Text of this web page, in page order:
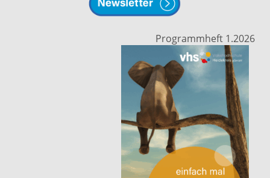
Programmheft 1.2026